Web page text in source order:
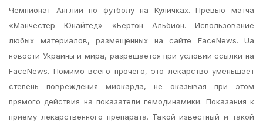
Чемпионат Англии по футболу на Куличках. Превью матча
«Манчестер Юнайтед» «Бёртон Альбион. Использование
любых материалов, размещённых на сайте FaceNews. Ua
новости Украины и мира, разрешается при условии ссылки на
FaceNews. Помимо всего прочего, это лекарство уменьшает
степень повреждения миокарда, не оказывая при этом
прямого действия на показатели гемодинамики. Показания к
приему лекарственного препарата. Такой известный и такой